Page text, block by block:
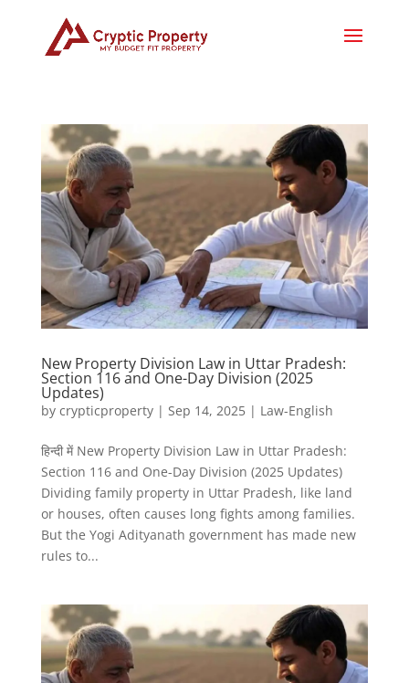
New Property Division Law in Uttar Pradesh:
Section 116 and One-Day Division (2025
Updates)
by crypticproperty| Sep 14, 2025| Law-English
हिन्दी में New Property Division Law in Uttar Pradesh:
Section 116 and One-Day Division (2025 Updates)
Dividing family property in Uttar Pradesh, like land
or houses, often causes long fights among families.
But the Yogi Adityanath government has made new
rules to...